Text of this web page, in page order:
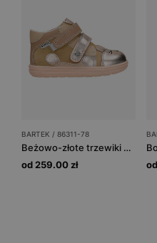
BARTEK / 86311-78
Beżowo-złote trzewiki dziewczęce z motywem kotka BARTEK 86311-78
od 259.00 zł